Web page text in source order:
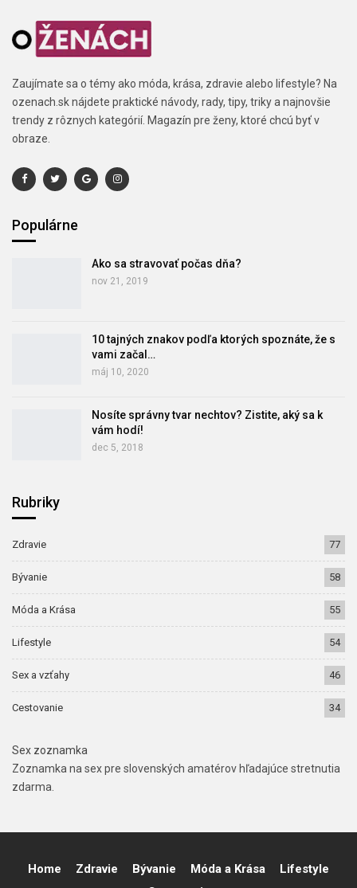
Zaujímate sa o témy ako móda, krása, zdravie alebo lifestyle? Na
ozenach.sk nájdete praktické návody, rady, tipy, triky a najnovšie
trendy z rôznych kategórií. Magazín pre ženy, ktoré chcú byť v
obraze.
Populárne
Ako sa stravovať počas dňa?
nov 21, 2019
10 tajných znakov podľa ktorých spoznáte, že s
vami začal…
máj 10, 2020
Nosíte správny tvar nechtov? Zistite, aký sa k
vám hodí!
dec 5, 2018
Rubriky
Zdravie 77
Bývanie 58
Móda a Krása 55
Lifestyle 54
Sex a vzťahy 46
Cestovanie 34
Sex zoznamka
Zoznamka na sex pre slovenských amatérov hľadajúce stretnutia
zdarma.
Home Zdravie Bývanie Móda a Krása
Lifestyle